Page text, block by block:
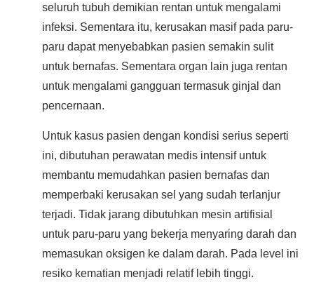
seluruh tubuh demikian rentan untuk mengalami
infeksi. Sementara itu, kerusakan masif pada paru-
paru dapat menyebabkan pasien semakin sulit
untuk bernafas. Sementara organ lain juga rentan
untuk mengalami gangguan termasuk ginjal dan
pencernaan.
Untuk kasus pasien dengan kondisi serius seperti
ini, dibutuhan perawatan medis intensif untuk
membantu memudahkan pasien bernafas dan
memperbaki kerusakan sel yang sudah terlanjur
terjadi. Tidak jarang dibutuhkan mesin artifisial
untuk paru-paru yang bekerja menyaring darah dan
memasukan oksigen ke dalam darah. Pada level ini
resiko kematian menjadi relatif lebih tinggi.